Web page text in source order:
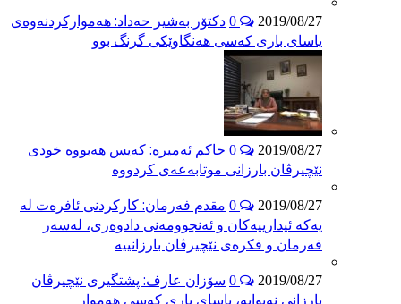
2019/08/27
دکتۆر بەشیر حەداد: هەموارکردنەوەی
یاسای باری کەسی هەنگاوێکی گرنگ بوو
2019/08/27
حاکم ئەمیرە: کەیس هەبووە خودی
نێچیرڤان بارزانی موتابەعەی کردووە
2019/08/27
مقدم فەرمان: کارکردنی ئافرەت لە
یەکە ئیدارییەکان و ئەنجوومەنی دادوەری، لەسەر
فەرمان و فکرەی نێچیرڤان بارزانییە
2019/08/27
سۆزان عارف: پشتگیری نێچیرڤان
بارزانی نەبوایە، یاسای باری کەسی هەموار